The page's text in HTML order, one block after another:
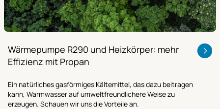
Wärmepumpe R290 und Heizkörper: mehr
Effizienz mit Propan
Ein natürliches gasförmiges Kältemittel, das dazu beitragen
kann, Warmwasser auf umweltfreundlichere Weise zu
erzeugen. Schauen wir uns die Vorteile an.